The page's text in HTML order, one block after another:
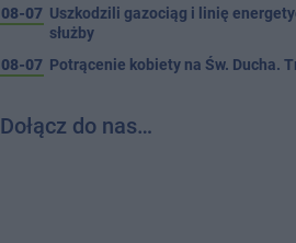
08-07 Uszkodzili gazociąg i linię
służby
08-07 Potrącenie kobiety na Św. Ducha.
Dołącz do nas…